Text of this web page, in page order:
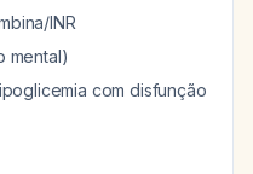
INR
mental)
com disfunção